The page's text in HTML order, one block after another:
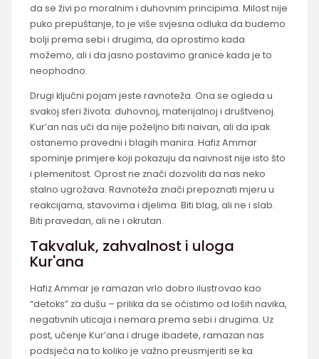
da se živi po moralnim i duhovnim principima. Milost nije
puko prepuštanje, to je više svjesna odluka da budemo
bolji prema sebi i drugima, da oprostimo kada
možemo, ali i da jasno postavimo granice kada je to
neophodno.
Drugi ključni pojam jeste ravnoteža. Ona se ogleda u
svakoj sferi života: duhovnoj, materijalnoj i društvenoj.
Kur’an nas uči da nije poželjno biti naivan, ali da ipak
ostanemo pravedni i blagih manira. Hafiz Ammar
spominje primjere koji pokazuju da naivnost nije isto što
i plemenitost. Oprost ne znači dozvoliti da nas neko
stalno ugrožava. Ravnoteža znači prepoznati mjeru u
reakcijama, stavovima i djelima. Biti blag, ali ne i slab.
Biti pravedan, ali ne i okrutan.
Takvaluk, zahvalnost i uloga
Kur'ana
Hafiz Ammar je ramazan vrlo dobro ilustrovao kao
“detoks” za dušu – prilika da se očistimo od loših navika,
negativnih uticaja i nemara prema sebi i drugima. Uz
post, učenje Kur’ana i druge ibadete, ramazan nas
podsjeća na to koliko je važno preusmjeriti se ka